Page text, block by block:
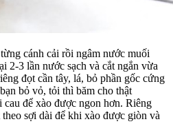
cánh cải rồi ngâm nước muối
2-3 lần nước sạch và cắt ngắn vừa
đọt cần tây, lá, bỏ phần gốc cứng
bỏ vỏ, tỏi thì băm cho thật
để xào được ngon hơn. Riêng
sợi dài để khi xào được giòn và